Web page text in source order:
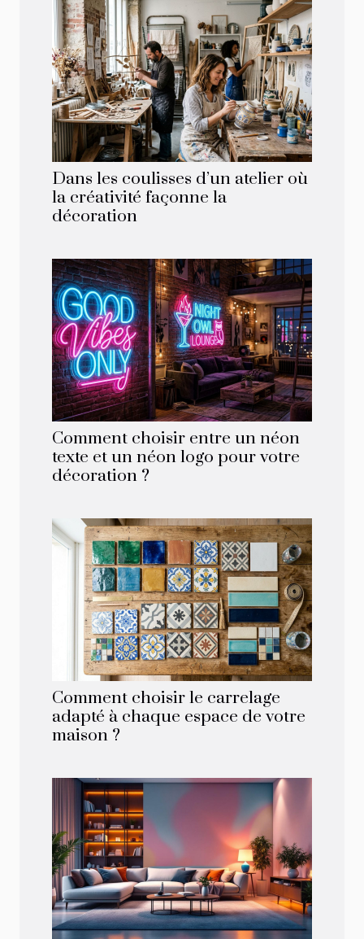
Dans les coulisses d’un atelier où
la créativité façonne la
décoration
Comment choisir entre un néon
texte et un néon logo pour votre
décoration ?
Comment choisir le carrelage
adapté à chaque espace de votre
maison ?